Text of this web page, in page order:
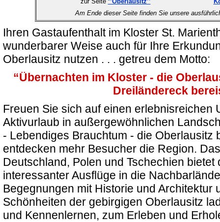
Am Ende dieser Seite finden Sie unsere
Ihren Gastaufenthalt im Kloster St.
wunderbarer Weise auch für Ihre
Oberlausitz nutzen . . . getreu dem Motto:
“Übernachten im Kloster - die
Dreiländereck
Freuen Sie sich auf einen erlebnisreichen
Aktivurlaub in außergewöhnlichen
- Lebendiges Brauchtum - die Oberlausitz
entdecken mehr Besucher die Region.
Deutschland, Polen und Tschechien bietet
interessanter Ausflüge in die
Begegnungen mit Historie und Architektur
Schönheiten der gebirgigen Oberlausitz
und Kennenlernen, zum Erleben und